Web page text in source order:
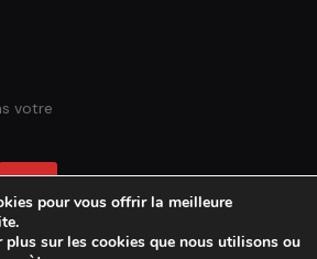
votre
pour vous offrir la meilleure
plus sur les cookies que nous utilisons ou